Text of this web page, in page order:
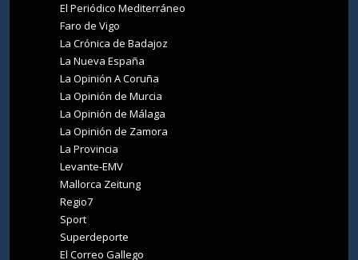
El Periódico Mediterráneo
Faro de Vigo
La Crónica de Badajoz
La Nueva España
La Opinión A Coruña
La Opinión de Murcia
La Opinión de Málaga
La Opinión de Zamora
La Provincia
Levante-EMV
Mallorca Zeitung
Regio7
Sport
Superdeporte
El Correo Gallego